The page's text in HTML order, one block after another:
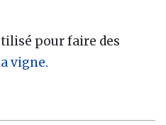
pour faire des
vigne.